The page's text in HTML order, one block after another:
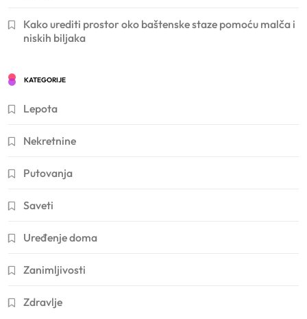
Kako urediti prostor oko baštenske staze pomoću malča i
niskih biljaka
KATEGORIJE
Lepota
Nekretnine
Putovanja
Saveti
Uređenje doma
Zanimljivosti
Zdravlje